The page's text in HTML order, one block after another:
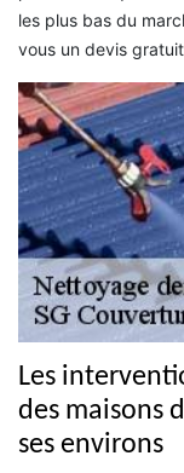
les plus bas du
vous un devis
Les
des maisons
ses environs